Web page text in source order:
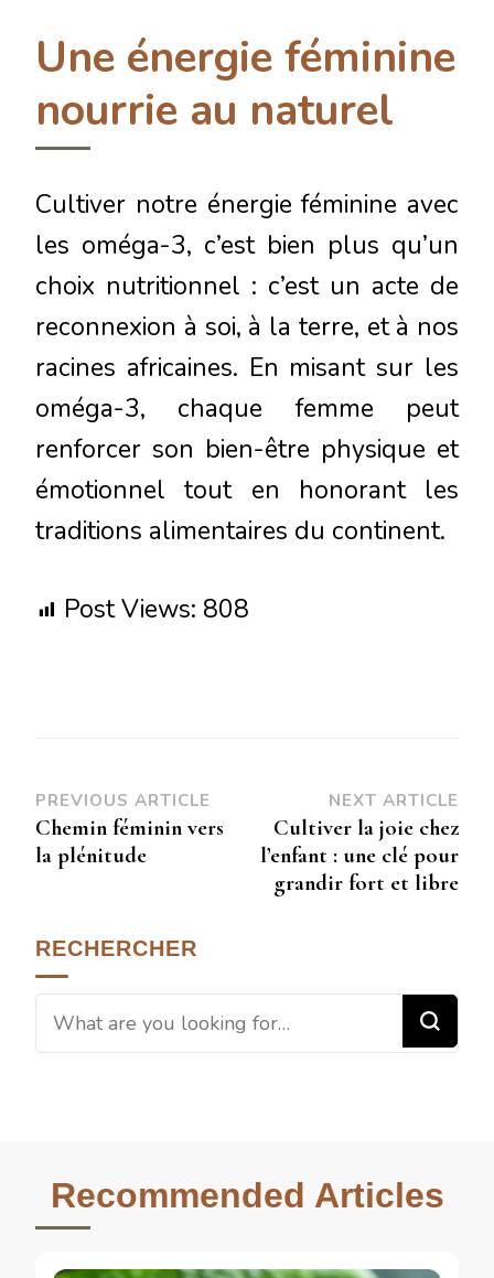
Une énergie féminine
nourrie au naturel
Cultiver notre énergie féminine avec
les oméga-3, c’est bien plus qu’un
choix nutritionnel : c’est un acte de
reconnexion à soi, à la terre, et à nos
racines africaines. En misant sur les
oméga-3, chaque femme peut
renforcer son bien-être physique et
émotionnel tout en honorant les
traditions alimentaires du continent.
Post Views: 808
PREVIOUS ARTICLE
Chemin féminin vers
la plénitude
NEXT ARTICLE
Cultiver la joie chez
l’enfant : une clé pour
grandir fort et libre
RECHERCHER
Recommended Articles